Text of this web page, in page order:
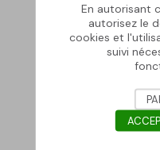
En autorisant
autorisez le
cookies et
suivi